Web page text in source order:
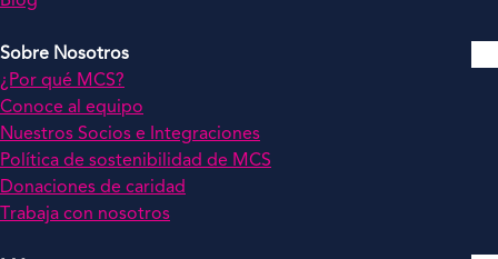
Sobre Nosotros
¿Por qué MCS?
Conoce al equipo
Nuestros Socios e Integraciones
Política de sostenibilidad de MCS
Donaciones de caridad
Trabaja con nosotros